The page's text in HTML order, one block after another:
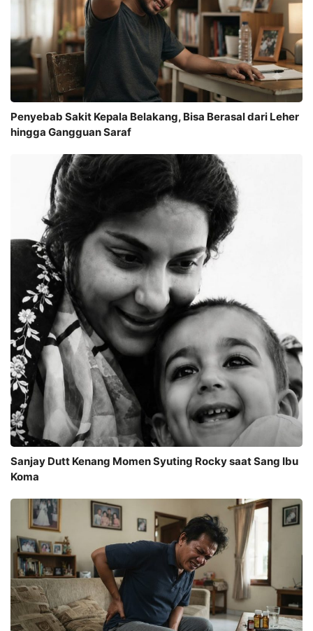
Penyebab Sakit Kepala Belakang, Bisa Berasal dari Leher
hingga Gangguan Saraf
Sanjay Dutt Kenang Momen Syuting Rocky saat Sang Ibu
Koma